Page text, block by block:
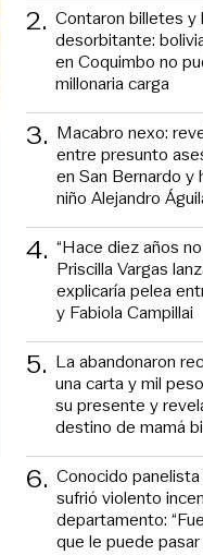
2. Contaron billetes y
desorbitante:
en Coquimbo no
millonaria carga
3. Macabro nexo:
entre presunto
en San Bernardo y
niño Alejandro
4. “Hace diez años no
Priscilla Vargas
explicaría pelea
y Fabiola Campillai
5. La abandonaron
una carta y mil
su presente y
destino de mamá
6. Conocido
sufrió violento
departamento:
que le puede pasar